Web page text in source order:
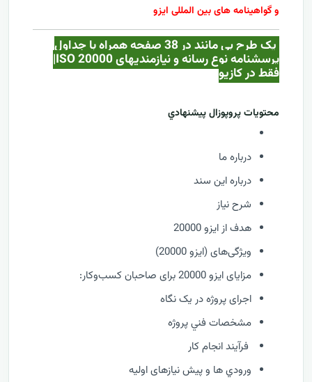
و گواهینامه های بین المللی ایزو
یک طرح بی مانند در 38 صفحه همراه با جداول
پرسشنامه نوع رسانه و نیازمندیهای ISO 20000|
فقط در کازيو
محتويات پروپوزال پيشنهادي
درباره ما
درباره این سند
شرح نیاز
هدف از ایزو 20000
ویژگی‌های (ایزو 20000)
مزایای ایزو 20000 برای صاحبان کسب‌وکار:
اجرای پروژه در یک نگاه
مشخصات فني پروژه
فرآيند انجام کار
ورودي ها و پیش نیازهای اولیه